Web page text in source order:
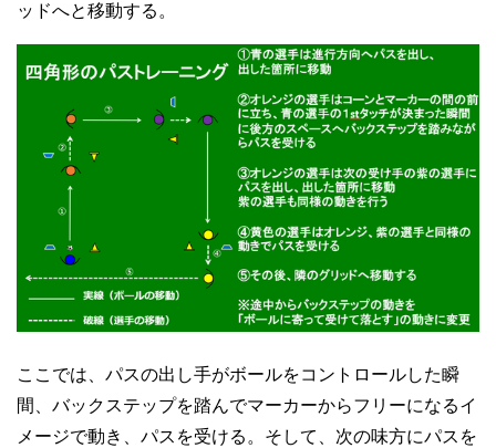
ッドへと移動する。
ここでは、パスの出し手がボールをコントロールした瞬
間、バックステップを踏んでマーカーからフリーになるイ
メージで動き、パスを受ける。そして、次の味方にパスを